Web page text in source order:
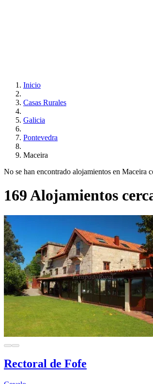
Inicio
Casas Rurales
Galicia
Pontevedra
Maceira
No se han encontrado alojamientos en Maceira
169 Alojamientos
Rectoral de Fofe